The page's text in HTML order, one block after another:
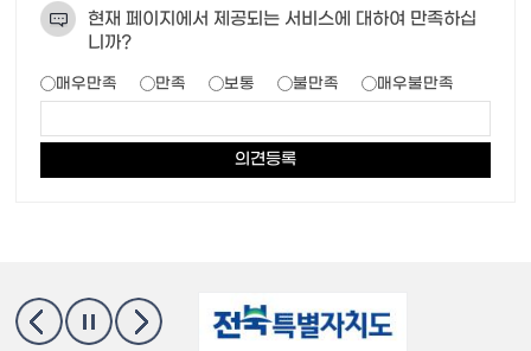
현재 페이지에서 제공되는 서비스에 대하여 만족하십
니까?
매우만족 만족 보통 불만족 매우불만족